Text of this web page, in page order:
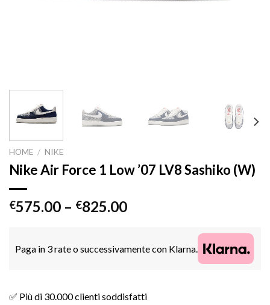
HOME / NIKE
Nike Air Force 1 Low ’07 LV8 Sashiko (W)
€575.00 – €825.00
Paga in 3 rate o successivamente con Klarna.
✅ Più di 30.000 clienti soddisfatti